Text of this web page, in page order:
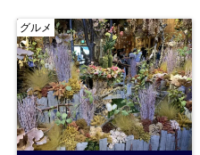
グルメ